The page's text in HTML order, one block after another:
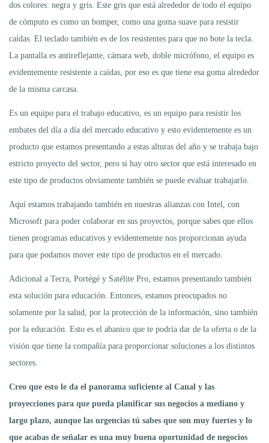
dos colores: negra y gris. Este gris que está alrededor de todo el equipo
de cómputo es como un bomper, como una goma suave para resistir
caídas. El teclado también es de los resistentes para que no bote la tecla.
La pantalla es antireflejante, cámara web, doble micrófono, el equipo es
evidentemente resistente a caídas, por eso es que tiene esa goma alrededor
de la misma carcasa.
Es un equipo para el trabajo educativo, es un equipo para resistir los
embates del día a día del mercado educativo y esto evidentemente es un
producto que estamos presentando a estas alturas del año y se trabaja bajo
estricto proyecto del sector, pero si hay otro sector que está interesado en
este tipo de productos obviamente también se puede evaluar trabajarlo.
Aquí estamos trabajando también en nuestras alianzas con Intel, con
Microsoft para poder colaborar en sus proyectos, porque sabes que ellos
tienen programas educativos y evidentemente nos proporcionan ayuda
para que podamos mover este tipo de productos en el mercado.
Adicional a Tecra, Portégé y Satélite Pro, estamos presentando también
esta solución para educación. Entonces, estamos preocupados no
solamente por la salud, por la protección de la información, sino también
por la educación. Esto es el abanico que te podría dar de la oferta o de la
visión que tiene la compañía para proporcionar soluciones a los distintos
sectores.
Creo que esto le da el panorama suficiente al Canal y las
proyecciones para que pueda planificar sus negocios a mediano y
largo plazo, aunque las urgencias tú sabes que son muy fuertes y lo
que acabas de señalar es una muy buena oportunidad de negocios